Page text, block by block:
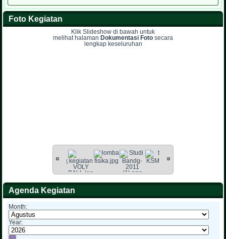
Foto Kegiatan
Klik Slideshow di bawah untuk
melihat halaman Dokumentasi Foto secara
lengkap keseluruhan
Agenda Kegiatan
Month:
Year: